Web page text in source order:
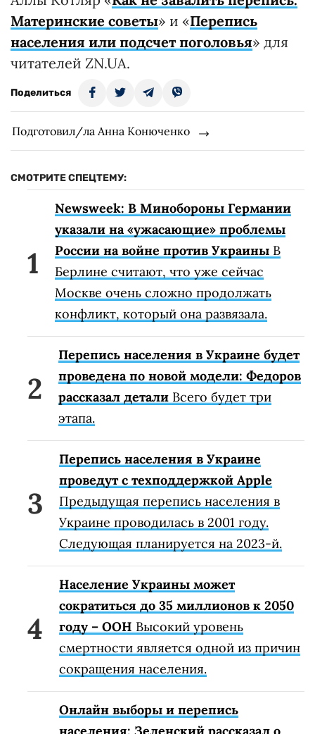
Материнские советы» и «Перепись
населения или подсчет поголовья» для
читателей ZN.UA.
Поделиться
Подготовил/ла Анна Конюченко
СМОТРИТЕ СПЕЦТЕМУ:
Newsweek: В Минобороны Германии
указали на «ужасающие» проблемы
России на войне против Украины В
Берлине считают, что уже сейчас
Москве очень сложно продолжать
конфликт, который она развязала.
Перепись населения в Украине будет
проведена по новой модели: Федоров
рассказал детали Всего будет три
этапа.
Перепись населения в Украине
проведут с техподдержкой Apple
Предыдущая перепись населения в
Украине проводилась в 2001 году.
Следующая планируется на 2023-й.
Население Украины может
сократиться до 35 миллионов к 2050
году – ООН Высокий уровень
смертности является одной из причин
сокращения населения.
Онлайн выборы и перепись